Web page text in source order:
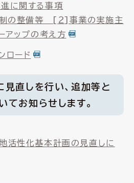
に関する事項
の整備等 [２]事業の実施主
ップの考え方
ロード
見直しを行い、追加等と
てお知らせします。
活性化基本計画の見直しに